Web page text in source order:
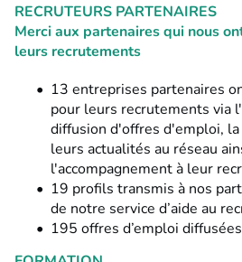
RECRUTEURS PARTENAIRES
Merci aux partenaires qui nous
leurs recrutements
13 entreprises partenaires
pour leurs recrutements via
diffusion d'offres d'emploi,
leurs actualités au réseau
l'accompagnement à leur
19 profils transmis à nos
de notre service d’aide au
195 offres d’emploi